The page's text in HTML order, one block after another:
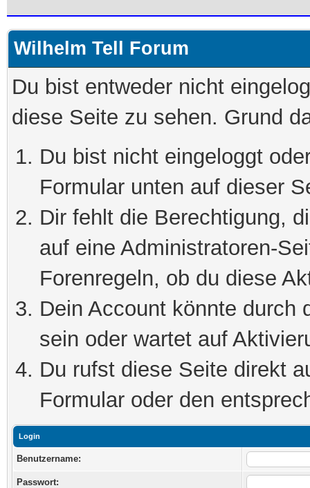
Wilhelm Tell Forum
Du bist entweder nicht
diese Seite zu sehen. Grund
Du bist nicht eingeloggt
Formular unten auf dieser
Dir fehlt die Berechtigung,
auf eine Administratoren-
Forenregeln, ob du diese
Dein Account könnte durch
sein oder wartet auf
Du rufst diese Seite direkt
Formular oder den
Login
Benutzername:
Passwort: